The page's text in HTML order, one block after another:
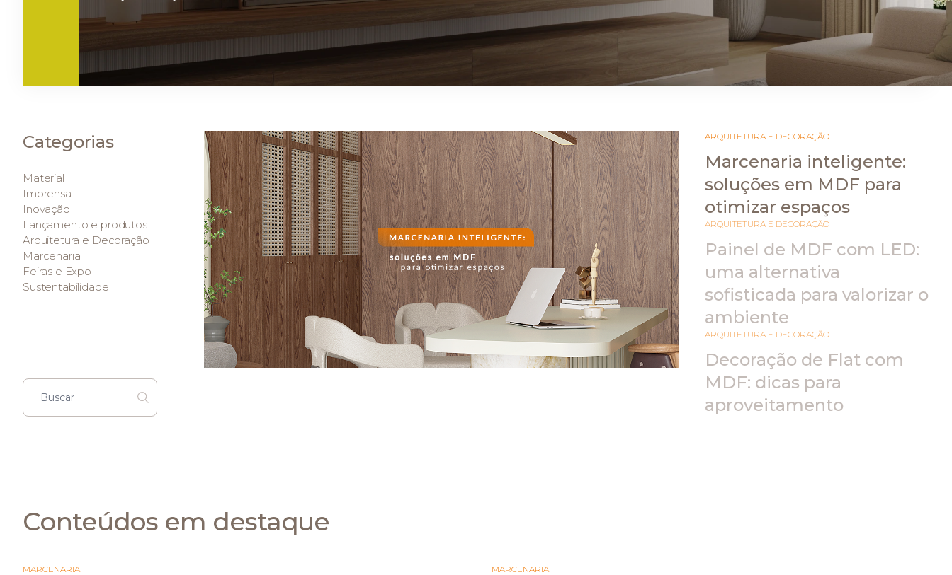
ARAUCO FLORESTAL
Categorias
Material
Imprensa
Inovação
Lançamento e produtos
Arquitetura e Decoração
Marcenaria
Feiras e Expo
Sustentabilidade
ARQUITETURA E DECORAÇÃO
Marcenaria inteligente:
soluções em MDF para
otimizar espaços
ARQUITETURA E DECORAÇÃO
Painel de MDF com LED:
uma alternativa
sofisticada para valorizar o
ambiente
ARQUITETURA E DECORAÇÃO
Decoração de Flat com
MDF: dicas para
aproveitamento
Conteúdos em destaque
MARCENARIA MARCENARIA